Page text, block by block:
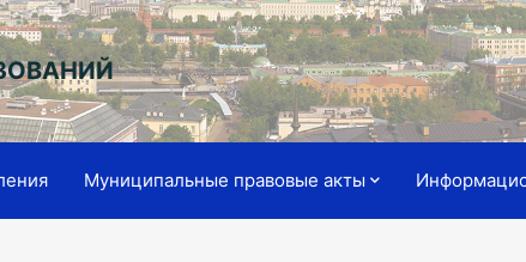
Муниципальные правовые акты